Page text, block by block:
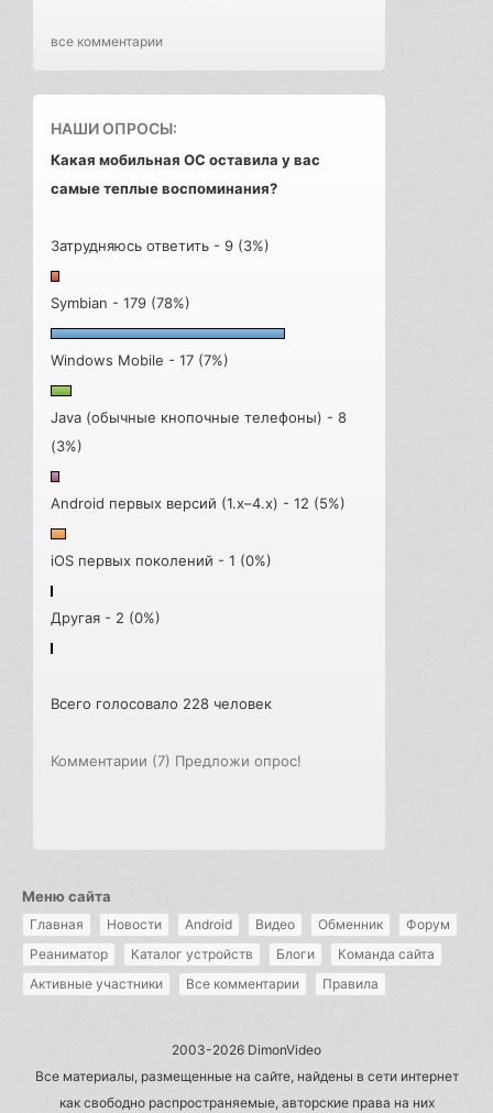
все комментарии
НАШИ ОПРОСЫ:
Какая мобильная ОС оставила у вас
самые теплые воспоминания?
Затрудняюсь ответить - 9 (3%)
Symbian - 179 (78%)
Windows Mobile - 17 (7%)
Java (обычные кнопочные телефоны) - 8
(3%)
Android первых версий (1.x–4.x) - 12 (5%)
iOS первых поколений - 1 (0%)
Другая - 2 (0%)
Всего голосовало 228 человек
Комментарии (7) Предложи опрос!
Меню сайта
Главная Новости Android Видео Обменник
Форум
Реаниматор
Каталог устройств Блоги
Команда сайта
Активные участники
Все комментарии Правила
2003-2026 DimonVideo
Все материалы, размещенные на сайте, найдены в сети интернет
как свободно распространяемые, авторские права на них